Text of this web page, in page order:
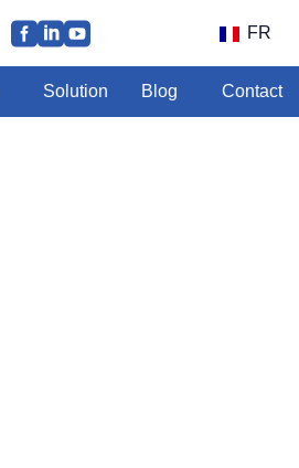
FR
Solution Blog Contact